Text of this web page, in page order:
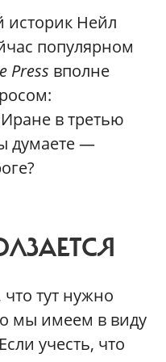
историк Нейл
популярном
Press вполне
в третью
думаете —
тут нужно
мы имеем в виду
учесть, что